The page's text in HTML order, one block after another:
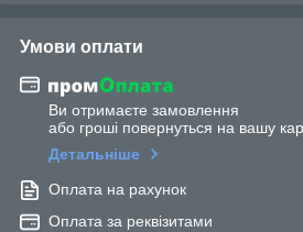
Умови оплати
Ви отримаєте замовлення
або гроші повернуться на вашу
Детальніше
Оплата на рахунок
Оплата за реквізитами